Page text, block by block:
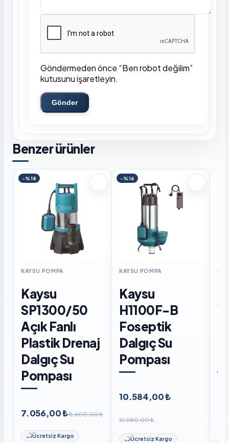
Göndermeden önce “Ben robot değilim”
kutusunu işaretleyin.
Gönder
Benzer ürünler
-%18
KAYSU POMPA
Kaysu
SP1300/50
Açık Fanlı
Plastik Drenaj
Dalgıç Su
Pompası
7.056,00 ₺8.600,00 ₺
Ücretsiz Kargo
-%16
KAYSU POMPA
Kaysu
H1100F-B
Foseptik
Dalgıç Su
Pompası
10.584,00 ₺
12.580,00 ₺
Ücretsiz Kargo